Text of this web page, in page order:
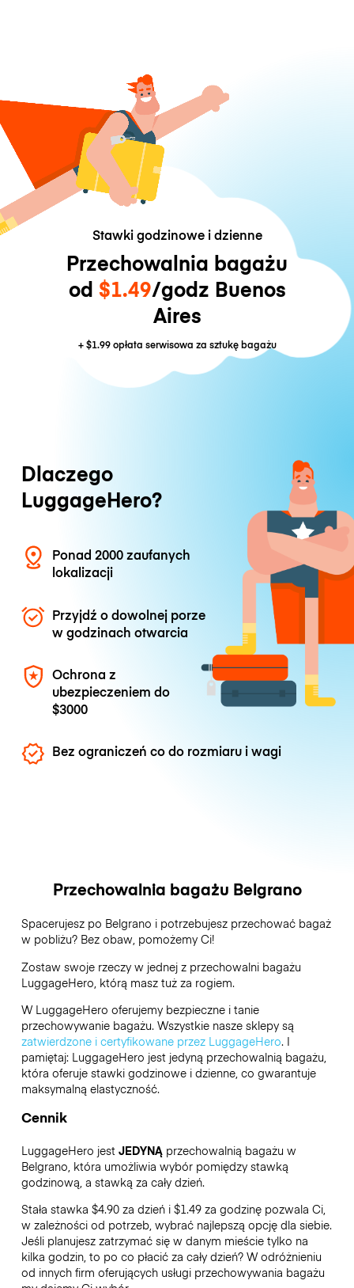
Stawki godzinowe i dzienne
Przechowalnia bagażu
od $1.49/godz Buenos
Aires
+$1.99opłata serwisowa za sztukę bagażu
Dlaczego
LuggageHero?
Ponad 2000 zaufanych
lokalizacji
Przyjdź o dowolnej porze
w godzinach otwarcia
Ochrona z
ubezpieczeniem do
$3000
Bez ograniczeń co do rozmiaru i wagi
Przechowalnia bagażu Belgrano
Spacerujesz po Belgrano i potrzebujesz przechować bagaż
w pobliżu? Bez obaw, pomożemy Ci!
Zostaw swoje rzeczy w jednej z przechowalni bagażu
LuggageHero , którą masz tuż za rogiem.
W LuggageHero oferujemy bezpieczne i tanie
przechowywanie bagażu. Wszystkie nasze sklepy są
zatwierdzone i certyfikowane przez LuggageHero. I
pamiętaj: LuggageHero jest jedyną przechowalnią bagażu,
która oferuje stawki godzinowe i dzienne, co gwarantuje
maksymalną elastyczność.
Cennik
LuggageHero jest JEDYNĄprzechowalnią bagażu w
Belgrano, która umożliwia wybór pomiędzy stawką
godzinową, a stawką za cały dzień.
Stała stawka $4.90 za dzień i $1.49 za godzinę pozwala Ci,
w zależności od potrzeb, wybrać najlepszą opcję dla siebie.
Jeśli planujesz zatrzymać się w danym mieście tylko na
kilka godzin, to po co płacić za cały dzień? W odróżnieniu
od innych firm oferujących usługi przechowywania bagażu